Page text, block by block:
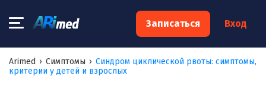
Записаться Вход
Arimed › Симптомы › Синдром циклической рвоты: симптомы,
критерии у детей и взрослых
×
Запишитесь на консультацию к
специалисту